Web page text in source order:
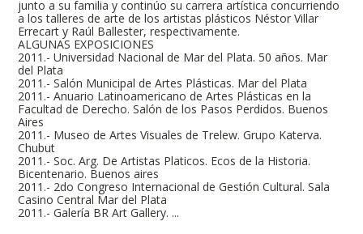
junto a su familia y continúo su carrera artística concurriendo
a los talleres de arte de los artistas plásticos Néstor Villar
Errecart y Raúl Ballester, respectivamente.
ALGUNAS EXPOSICIONES
2011.- Universidad Nacional de Mar del Plata. 50 años. Mar
del Plata
2011.- Salón Municipal de Artes Plásticas. Mar del Plata
2011.- Anuario Latinoamericano de Artes Plásticas en la
Facultad de Derecho. Salón de los Pasos Perdidos. Buenos
Aires
2011.- Museo de Artes Visuales de Trelew. Grupo Katerva.
Chubut
2011.- Soc. Arg. De Artistas Platicos. Ecos de la Historia.
Bicentenario. Buenos aires
2011.- 2do Congreso Internacional de Gestión Cultural. Sala
Casino Central Mar del Plata
2011.- Galería BR Art Gallery. ...